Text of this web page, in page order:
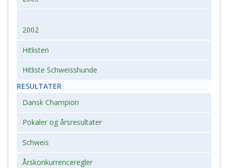
2002
Hitlisten
Hitliste Schweisshunde
RESULTATER
Dansk Champion
Pokaler og årsresultater
Schweis
Årskonkurrenceregler